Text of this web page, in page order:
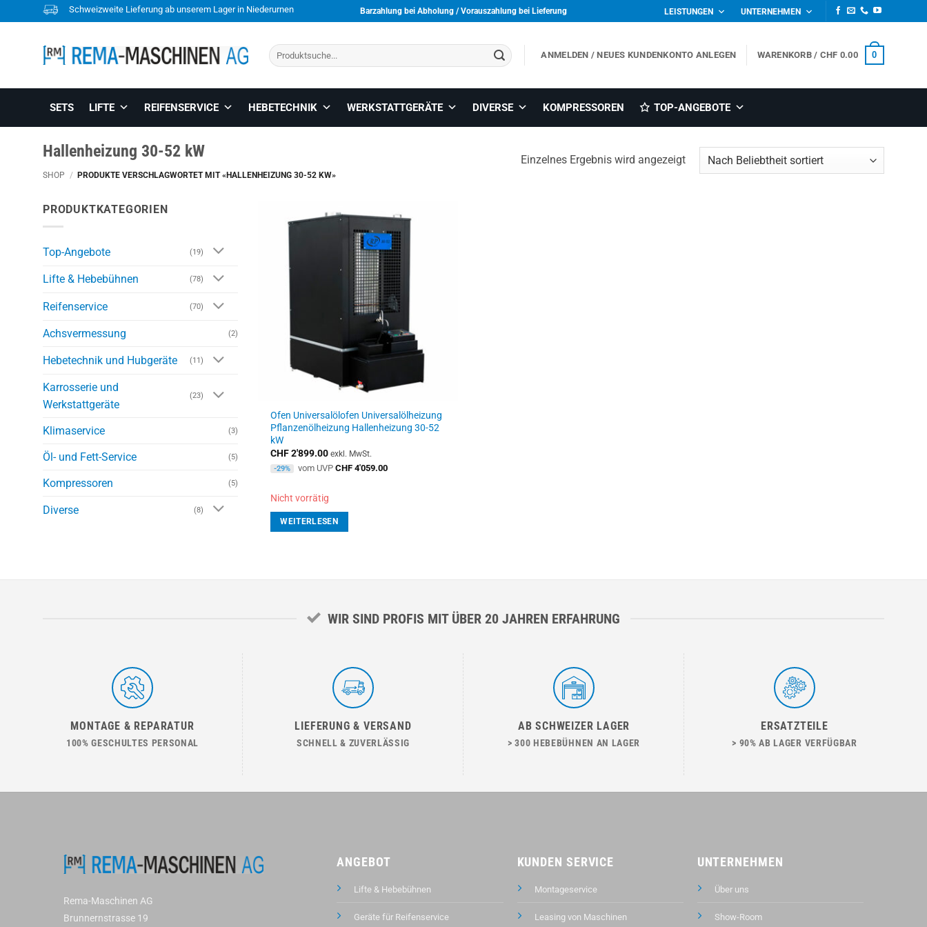
to
Schweizweite Lieferung ab unserem Lager in Niederurnen Barzahlung bei Abholung / Vorauszahlung bei Lieferung LEISTUNGEN UNTERNEHMEN
Suchen
nach:
ANMELDEN / NEUES KUNDENKONTO ANLEGEN WARENKORB / CHF 0.00 0
SETS LIFTE REIFENSERVICE HEBETECHNIK WERKSTATTGERÄTE DIVERSE KOMPRESSOREN TOP-ANGEBOTE
Hallenheizung 30-52 kW
SHOP / PRODUKTE VERSCHLAGWORTET MIT «HALLENHEIZUNG 30-52 KW»
Einzelnes Ergebnis wird angezeigt
PRODUKTKATEGORIEN
Top-Angebote (19)
Lifte & Hebebühnen (78)
Reifenservice (70)
Achsvermessung (2)
Hebetechnik und Hubgeräte (11)
Karrosserie und
Werkstattgeräte
(23)
Klimaservice (3)
Öl- und Fett-Service (5)
Kompressoren (5)
Diverse (8)
Ofen Universalölofen Universalölheizung
Pflanzenölheizung Hallenheizung 30-52
kW
CHF2'899.00 exkl. MwSt.
-29% vom UVP CHF4'059.00
Nicht vorrätig
WEITERLESEN
WIR SIND PROFIS MIT ÜBER 20 JAHREN ERFAHRUNG
MONTAGE & REPARATUR
100% GESCHULTES PERSONAL
LIEFERUNG & VERSAND
SCHNELL & ZUVERLÄSSIG
AB SCHWEIZER LAGER
> 300 HEBEBÜHNEN AN LAGER
ERSATZTEILE
> 90% AB LAGER VERFÜGBAR
Rema-Maschinen AG
Brunnernstrasse 19
ANGEBOT
Lifte & Hebebühnen
Geräte für Reifenservice
KUNDEN SERVICE
Montageservice
Leasing von Maschinen
UNTERNEHMEN
Über uns
Show-Room